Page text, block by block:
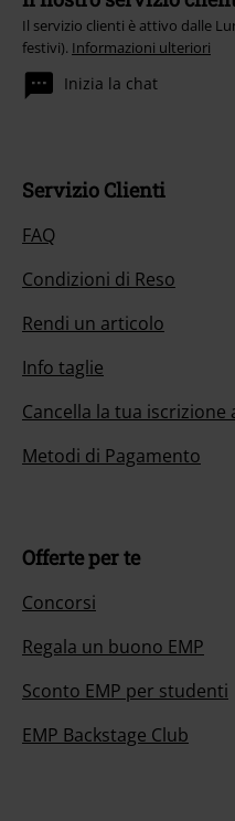
Il servizio clienti è attivo dalle
festivi). Informazioni ulteriori
Inizia la chat
Servizio Clienti
FAQ
Condizioni di Reso
Rendi un articolo
Info taglie
Cancella la tua iscrizione
Metodi di Pagamento
Offerte per te
Concorsi
Regala un buono EMP
Sconto EMP per studenti
EMP Backstage Club